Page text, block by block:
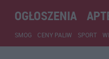
OGŁOSZENIA
SMOG CENY PALIW SPORT